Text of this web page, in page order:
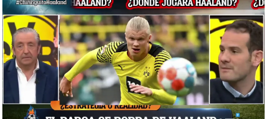
El Chiringuito
Madrid
Publicado:14 de marzo de 2022, 02:14